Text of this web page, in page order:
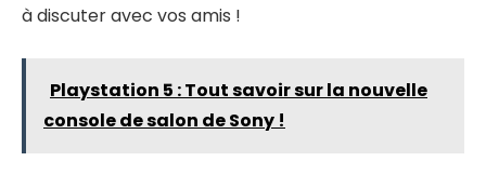
à discuter avec vos amis !
Playstation 5 : Tout savoir sur la nouvelle
console de salon de Sony !